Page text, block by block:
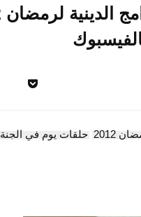
2012 حلقات يوم في الجنة